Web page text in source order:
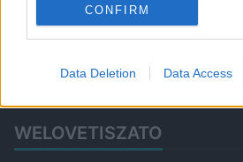
CONFIRM
Data Deletion Data Access
WELOVETISZATO